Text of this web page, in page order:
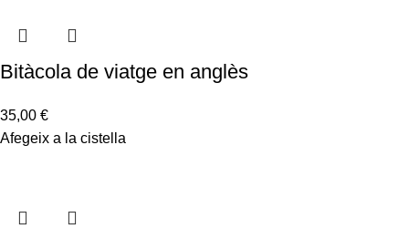
Bitàcola de viatge en anglès
35,00 €
Afegeix a la cistella